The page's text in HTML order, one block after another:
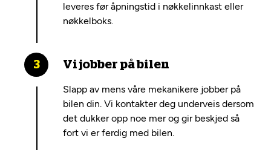
leveres før åpningstid i nøkkelinnkast eller
nøkkelboks.
Vi jobber på bilen
Slapp av mens våre mekanikere jobber på
bilen din. Vi kontakter deg underveis dersom
det dukker opp noe mer og gir beskjed så
fort vi er ferdig med bilen.